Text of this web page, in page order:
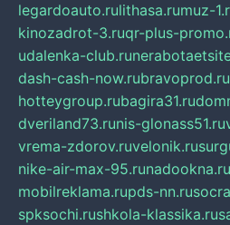
legardoauto.rulithasa.rumuz-
kinozadrot-3.ruqr-plus-
udalenka-club.ru
dash-cash-now.rubravoprod.ru
hotteygroup.rubagira31.ru
dveriland73.runis-glonass51.ru
vrema-zdorov.ruvelonik.ru
nike-air-max-95.runadookna.ru
mobilreklama.rupds-nn.ru
spksochi.rushkola-klassika.ru